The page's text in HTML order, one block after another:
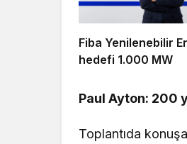
Fiba Yenilenebilir
hedefi 1.000 MW
Paul Ayton: 200
Toplantıda